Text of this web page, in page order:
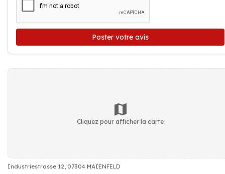
Poster votre avis
Cliquez pour afficher la carte
Industriestrasse 12, 07304 MAIENFELD